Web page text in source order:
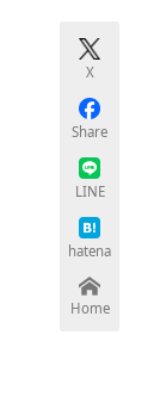
X
Share
LINE
hatena
Home